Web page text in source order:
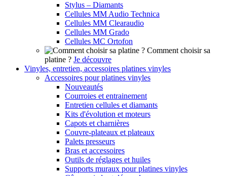
Stylus – Diamants
Cellules MM Audio Technica
Cellules MM Clearaudio
Cellules MM Grado
Cellules MC Ortofon
Comment choisir sa
platine ? Je découvre
Vinyles, entretien, accessoires platines vinyles
Accessoires pour platines vinyles
Nouveautés
Courroies et entrainement
Entretien cellules et diamants
Kits d'évolution et moteurs
Capots et charnières
Couvre-plateaux et plateaux
Palets presseurs
Bras et accessoires
Outils de réglages et huiles
Supports muraux pour platines vinyles